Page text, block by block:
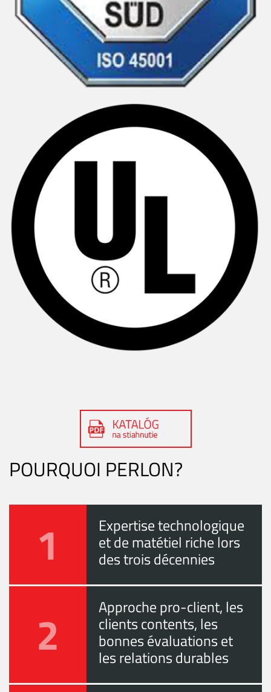
POURQUOI PERLON?
1 Expertise technologique
et de matétiel riche lors
des trois décennies
2 Approche pro-client, les
clients contents, les
bonnes évaluations et
les relations durables